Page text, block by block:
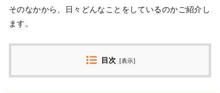
そのなかから、日々どんなことをしているのかご紹介し
ます。
目次 [表示]